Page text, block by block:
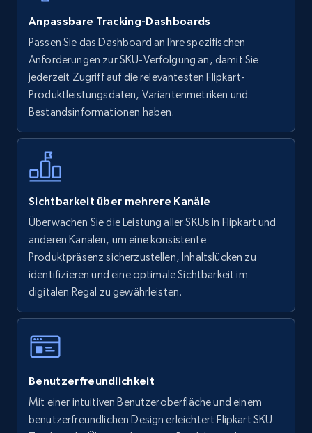
URL, Final price, Sku, Currency, Gtin,
Specifications, Image urls, Top reviews, and
more.
using specific category URL
URL, Final price, Sku, Currency, Gtin,
Specifications, Image urls, Top reviews, and
more.
5.6K+ 875+ Jetzt anfangen
specific keywords
URL, Final price, Sku, Currency, Gtin,
Specifications, Image urls, Top reviews, and
Anpassbare Tracking-Dashboards
Passen Sie das Dashboard an Ihre spezifischen
Anforderungen zur SKU-Verfolgung an, damit Sie
jederzeit Zugriff auf die relevantesten Flipkart-
Produktleistungsdaten, Variantenmetriken und
Bestandsinformationen haben.
Sichtbarkeit über mehrere Kanäle
Überwachen Sie die Leistung aller SKUs in Flipkart und
anderen Kanälen, um eine konsistente
Produktpräsenz sicherzustellen, Inhaltslücken zu
identifizieren und eine optimale Sichtbarkeit im
digitalen Regal zu gewährleisten.
Benutzerfreundlichkeit
Mit einer intuitiven Benutzeroberfläche und einem
benutzerfreundlichen Design erleichtert Flipkart SKU